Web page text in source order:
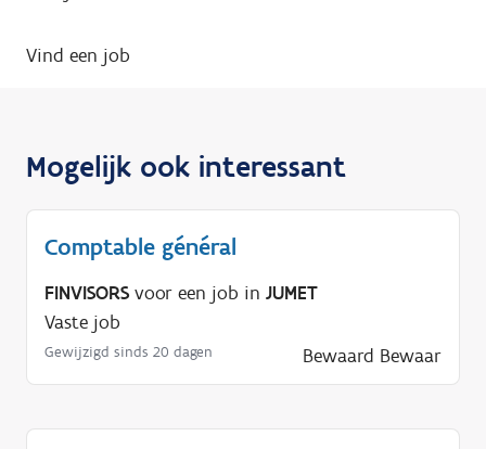
Vind een job
Mogelijk ook interessant
Comptable général
FINVISORS voor een job in JUMET
Vaste job
Gewijzigd sinds 20 dagen Bewaard Bewaar